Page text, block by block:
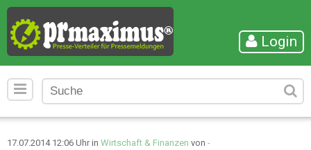
Login
17.07.2014 12:06 Uhr in Wirtschaft & Finanzen von -